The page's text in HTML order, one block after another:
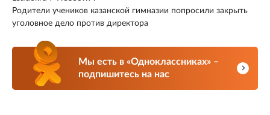
Родители учеников казанской гимназии попросили закрыть
уголовное дело против директора
Мы есть в «Одноклассниках» –
подпишитесь на нас